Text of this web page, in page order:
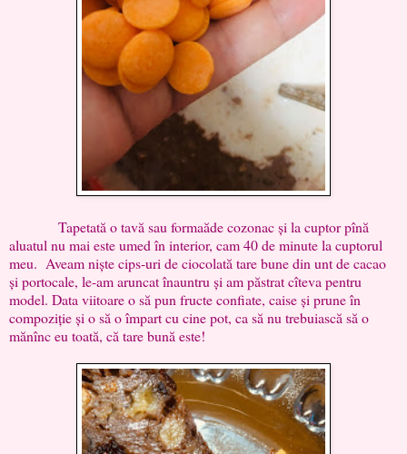
Tapetată o tavă sau formaăde cozonac și la cuptor pînă
aluatul nu mai este umed în interior, cam 40 de minute la cuptorul
meu. Aveam niște cips-uri de ciocolată tare bune din unt de cacao
și portocale, le-am aruncat înauntru și am păstrat cîteva pentru
model. Data viitoare o să pun fructe confiate, caise și prune în
compoziție și o să o împart cu cine pot, ca să nu trebuiască să o
mănînc eu toată, că tare bună este!